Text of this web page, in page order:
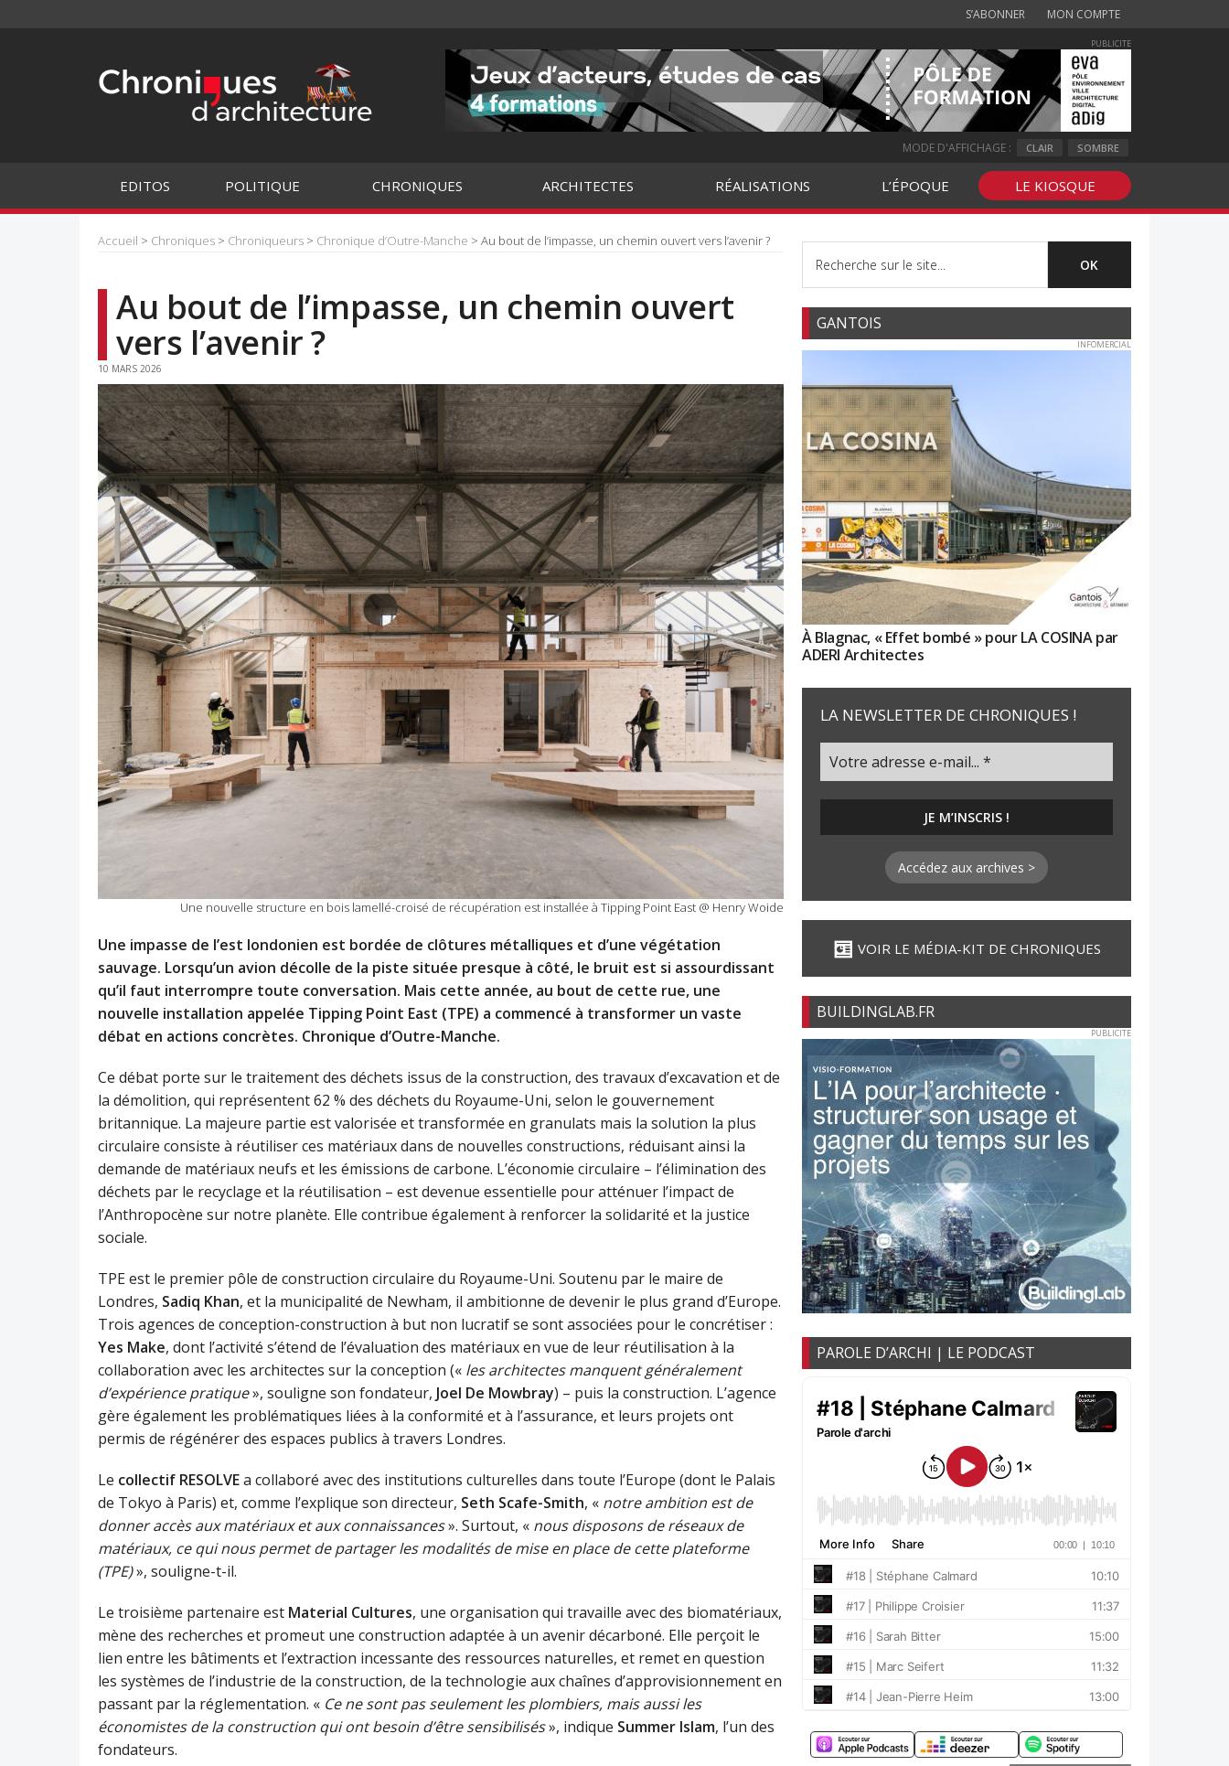
S’ABONNER MON COMPTE
PUBLICITE
MODE D'AFFICHAGE : CLAIR SOMBRE
EDITOS POLITIQUE CHRONIQUES ARCHITECTES RÉALISATIONS L’ÉPOQUE LE KIOSQUE
Accueil > Chroniques > Chroniqueurs > Chronique d’Outre-Manche > Au bout de l’impasse, un chemin ouvert vers l’avenir ?
Au bout de l’impasse, un chemin ouvert
vers l’avenir ?
10 MARS 2026
Une nouvelle structure en bois lamellé-croisé de récupération est installée à Tipping Point East @ Henry Woide
Une impasse de l’est londonien est bordée de clôtures métalliques et d’une végétation
sauvage. Lorsqu’un avion décolle de la piste située presque à côté, le bruit est si assourdissant
qu’il faut interrompre toute conversation. Mais cette année, au bout de cette rue, une
nouvelle installation appelée Tipping Point East (TPE) a commencé à transformer un vaste
débat en actions concrètes. Chronique d’Outre-Manche.
Ce débat porte sur le traitement des déchets issus de la construction, des travaux d’excavation et de
la démolition, qui représentent 62 % des déchets du Royaume-Uni, selon le gouvernement
britannique. La majeure partie est valorisée et transformée en granulats mais la solution la plus
circulaire consiste à réutiliser ces matériaux dans de nouvelles constructions, réduisant ainsi la
demande de matériaux neufs et les émissions de carbone. L’économie circulaire – l’élimination des
déchets par le recyclage et la réutilisation – est devenue essentielle pour atténuer l’impact de
l’Anthropocène sur notre planète. Elle contribue également à renforcer la solidarité et la justice
sociale.
TPE est le premier pôle de construction circulaire du Royaume-Uni. Soutenu par le maire de
Londres, Sadiq Khan, et la municipalité de Newham, il ambitionne de devenir le plus grand d’Europe.
Trois agences de conception-construction à but non lucratif se sont associées pour le concrétiser :
Yes Make, dont l’activité s’étend de l’évaluation des matériaux en vue de leur réutilisation à la
collaboration avec les architectes sur la conception (« les architectes manquent généralement
d’expérience pratique», souligne son fondateur, Joel De Mowbray) – puis la construction. L’agence
gère également les problématiques liées à la conformité et à l’assurance, et leurs projets ont
permis de régénérer des espaces publics à travers Londres.
Le collectif RESOLVEa collaboré avec des institutions culturelles dans toute l’Europe (dont le Palais
de Tokyo à Paris) et, comme l’explique son directeur, Seth Scafe-Smith, « notre ambition est de
donner accès aux matériaux et aux connaissances». Surtout, « nous disposons de réseaux de
matériaux, ce qui nous permet de partager les modalités de mise en place de cette plateforme
(TPE)», souligne-t-il.
Le troisième partenaire est Material Cultures, une organisation qui travaille avec des biomatériaux,
mène des recherches et promeut une construction adaptée à un avenir décarboné. Elle perçoit le
lien entre les bâtiments et l’extraction incessante des ressources naturelles, et remet en question
les systèmes de l’industrie de la construction, de la technologie aux chaînes d’approvisionnement en
passant par la réglementation. « Ce ne sont pas seulement les plombiers, mais aussi les
économistes de la construction qui ont besoin d’être sensibilisés», indique Summer Islam, l’un des
fondateurs.
GANTOIS
INFOMERCIAL
À Blagnac, « Effet bombé » pour LA COSINA par
ADERI Architectes
LA NEWSLETTER DE CHRONIQUES !
Accédez aux archives >
VOIR LE MÉDIA-KIT DE CHRONIQUES
BUILDINGLAB.FR
PUBLICITE
PAROLE D’ARCHI | LE PODCAST